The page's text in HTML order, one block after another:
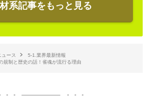
系記事をもっと見る
ース
5-1.業界最新情報
規制と歴史の話！雀魂が流行る理由